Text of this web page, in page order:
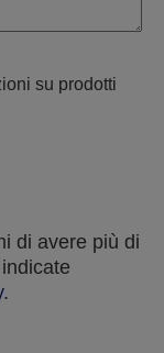
su prodotti
di avere più di
.